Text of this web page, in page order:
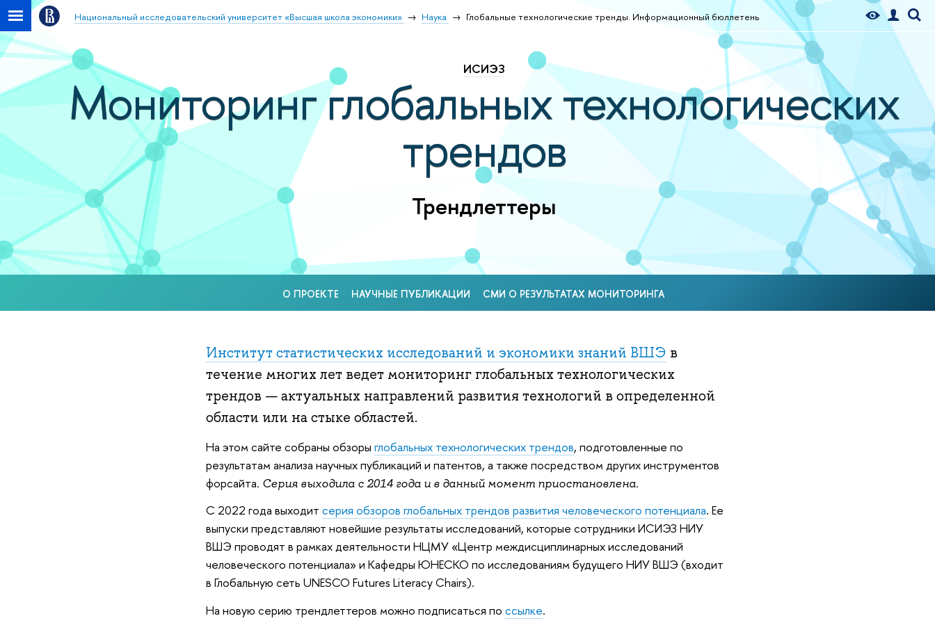
Национальный исследовательский университет «Высшая школа экономики» Наука Глобальные технологические тренды. Информационный бюллетень
ИСИЭЗ
Мониторинг глобальных технологических
трендов
Трендлеттеры
О ПРОЕКТЕ НАУЧНЫЕ ПУБЛИКАЦИИ СМИ О РЕЗУЛЬТАТАХ МОНИТОРИНГА
Институт статистических исследований и экономики знаний ВШЭ в
течение многих лет ведет мониторинг глобальных технологических
трендов — актуальных направлений развития технологий в определенной
области или на стыке областей.
На этом сайте собраны обзоры глобальных технологических трендов, подготовленные по
результатам анализа научных публикаций и патентов, а также посредством других инструментов
форсайта. Серия выходила с 2014 года и в данный момент приостановлена.
С 2022 года выходит серия обзоров глобальных трендов развития человеческого потенциала. Ее
выпуски представляют новейшие результаты исследований, которые сотрудники ИСИЭЗ НИУ
ВШЭ проводят в рамках деятельности НЦМУ «Центр междисциплинарных исследований
человеческого потенциала» и Кафедры ЮНЕСКО по исследованиям будущего НИУ ВШЭ (входит
в Глобальную сеть UNESCO Futures Literacy Chairs).
На новую серию трендлеттеров можно подписаться по ссылке.